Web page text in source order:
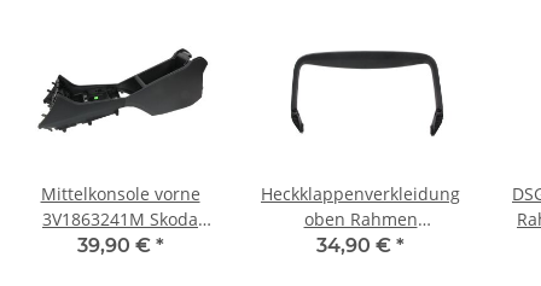
Mittelkonsole vorne
3V1863241M Skoda
Superb 3V Ablagefach
39,90 € *
Heckklappenverkleidung
oben Rahmen
3V9867605 Skoda
34,90 € *